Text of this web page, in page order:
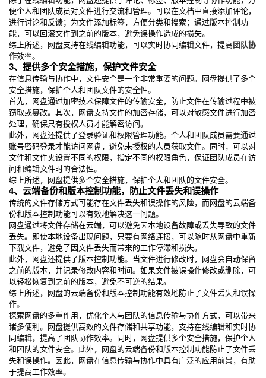
便个人和团队成员对文件进行交流和管理。可以在文档中直接添加评论，
进行讨论和反馈；为文件添加标签，方便分类和搜索；通过版本控制功
能，可以回滚文件到之前的版本，避免误操作造成的损失。
综上所述，网盘支持在线编辑功能，可以实时协同编辑文件，提高团队协
作效率。
3、提供多个安全措施，保护文件安全
在信息传输与协作中，文件安全是一个非常重要的问题。网盘提供了多个
安全措施，保护个人和团队文件的安全性。
首先，网盘通过加密技术保障文件的传输安全，防止文件在传输过程中被
窃取或篡改。其次，网盘支持文件的加密存储，可以对敏感文件进行加密
处理，确保只有授权人员才能解密访问。
此外，网盘还提供了登录验证和权限管理功能。个人和团队成员需要通过
账号密码登录才能访问网盘，避免未授权的人员获取文件。同时，可以对
文件和文件夹设置不同的权限，指定不同的权限角色，保证团队成员在访
问和编辑文件时的合法性。
综上所述，网盘提供多个安全措施，保护个人和团队的文件安全。
4、云端备份和版本控制功能，防止文件丢失和误操作
传统的文件存储方式可能存在文件丢失和误操作的风险，而网盘的云端备
份和版本控制功能可以有效地解决这一问题。
网盘通过将文件存储在云端，可以避免因本地设备故障或丢失导致的文件
丢失。即使本地设备出现问题，只要有网络连接，可以随时从网盘中重新
下载文件，避免了因文件丢失而带来的工作停滞和损失。
此外，网盘还提供了版本控制功能。当文件进行修改时，网盘会自动保留
之前的版本，并记录修改内容和时间。如果文件被误操作修改或删除，可
以轻松恢复到之前的版本，避免不可逆的结果。
综上所述，网盘的云端备份和版本控制功能有效地防止了文件丢失和误操
作。
探索网盘的多重作用，优化个人与团队的信息传输与协作方式，可以带来
诸多便利。网盘提供高效的文件存储和共享功能，支持在线编辑和实时协
同编辑，提高了团队协作效率。同时，网盘提供多个安全措施，保护个人
和团队的文件安全。此外，网盘的云端备份和版本控制功能防止了文件丢
失和误操作。因此，网盘在信息传输与协作中具有广泛的应用前景，有助
于提高工作效率。